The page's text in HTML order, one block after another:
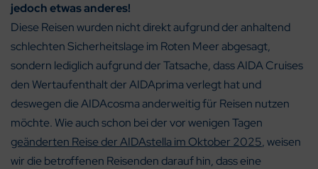
jedoch etwas anderes!
Diese Reisen wurden nicht direkt aufgrund der anhaltend
schlechten Sicherheitslage im Roten Meer abgesagt,
sondern lediglich aufgrund der Tatsache, dass AIDA Cruises
den Wertaufenthalt der AIDAprima verlegt hat und
deswegen die AIDAcosma anderweitig für Reisen nutzen
möchte. Wie auch schon bei der vor wenigen Tagen
geänderten Reise der AIDAstella im Oktober 2025, weisen
wir die betroffenen Reisenden darauf hin, dass eine